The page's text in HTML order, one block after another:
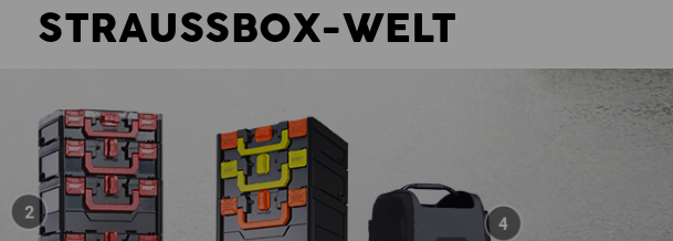
STRAUSSBOX-WELT